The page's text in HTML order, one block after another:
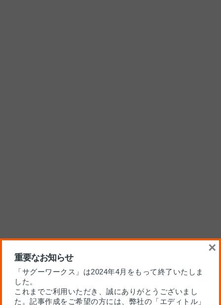
重要なお知らせ
「サグーワークス」は2024年4月をもって終了いたしま
した。
これまでご利用いただき、誠にありがとうございまし
た。記事作成をご希望の方には、弊社の「エディトル」
×